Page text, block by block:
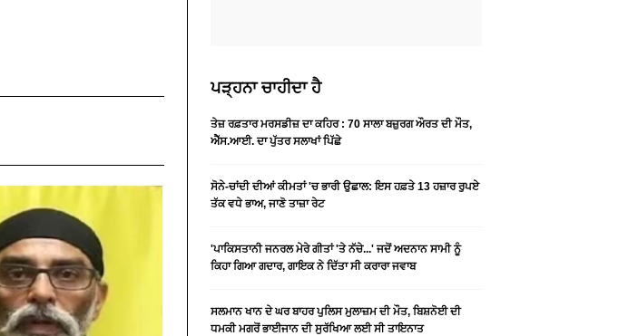
ਪੜ੍ਹਨਾ ਚਾਹੀਦਾ ਹੈ
ਤੇਜ਼ ਰਫ਼ਤਾਰ ਮਰਸਡੀਜ਼ ਦਾ ਕਹਿਰ : 70 ਸਾਲਾ ਬਜ਼ੁਰਗ ਔਰਤ ਦੀ ਮੌਤ,
ਐੱਸ.ਆਈ. ਦਾ ਪੁੱਤਰ ਸਲਾਖਾਂ ਪਿੱਛੇ
ਸੋਨੇ-ਚਾਂਦੀ ਦੀਆਂ ਕੀਮਤਾਂ 'ਚ ਭਾਰੀ ਉਛਾਲ: ਇਸ ਹਫ਼ਤੇ 13 ਹਜ਼ਾਰ ਰੁਪਏ
ਤੱਕ ਵਧੇ ਭਾਅ, ਜਾਣੋ ਤਾਜ਼ਾ ਰੇਟ
'ਪਾਕਿਸਤਾਨੀ ਜਨਰਲ ਮੇਰੇ ਗੀਤਾਂ 'ਤੇ ਨੱਚੇ...' ਜਦੋਂ ਅਦਨਾਨ ਸਾਮੀ ਨੂੰ
ਕਿਹਾ ਗਿਆ ਗਦਾਰ, ਗਾਇਕ ਨੇ ਦਿੱਤਾ ਸੀ ਕਰਾਰਾ ਜਵਾਬ
ਸਲਮਾਨ ਖਾਨ ਦੇ ਘਰ ਬਾਹਰ ਪੁਲਿਸ ਮੁਲਾਜ਼ਮ ਦੀ ਮੌਤ, ਬਿਸ਼ਨੋਈ ਦੀ
ਧਮਕੀ ਮਗਰੋਂ ਭਾਈਜਾਨ ਦੀ ਸੁਰੱਖਿਆ ਲਈ ਸੀ ਤਾਇਨਾਤ